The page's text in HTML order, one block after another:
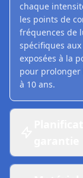
chaque
les points de
fréquences de
spécifiques
exposées à la
pour prolonger
à 10 ans.